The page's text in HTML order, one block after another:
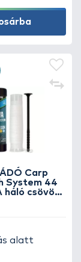
Carp
System 44
háló csövön
alatt